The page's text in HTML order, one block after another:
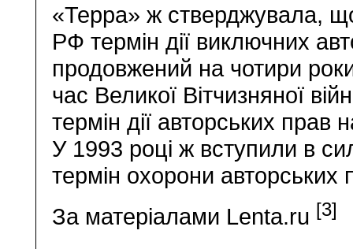
«Терра» ж стверджувала,
РФ термін дії виключних
продовжений на чотири
час Великої Вітчизняної
термін дії авторських
У 1993 році ж вступили в
термін охорони авторських
За матеріалами Lenta.ru [3]